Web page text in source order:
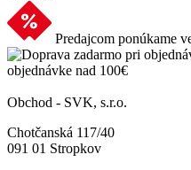
Predajcom ponúkame
objednávke nad 100€
Obchod - SVK, s.r.o.
Chotčanská 117/40
091 01 Stropkov